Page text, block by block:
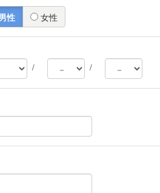
性 女性
/ /